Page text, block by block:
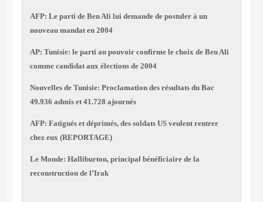
AFP: Le parti de Ben Ali lui demande de postuler à un
nouveau mandat en 2004
AP: Tunisie: le parti au pouvoir confirme le choix de Ben Ali
comme candidat aux élections de 2004
Nouvelles de Tunisie: Proclamation des résultats du Bac
49.936 admis et 41.728 ajournés
AFP: Fatigués et déprimés, des soldats US veulent rentrer
chez eux (REPORTAGE)
Le Monde: Halliburton, principal bénéficiaire de la
reconstruction de l’Irak